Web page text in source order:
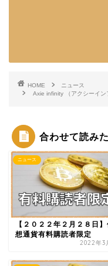
HOME
ニュース
Axie infinity （アクシーイン
合わせて読み
ニュース
【２０２２年２月２８日】
想通貨有料購読者限定
2022年3